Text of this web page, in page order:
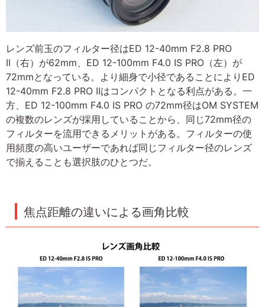
レンズ前玉のフィルター径はED 12-40mm F2.8 PRO
II（右）が62mm、ED 12-100mm F4.0 IS PRO（左）が
72mmとなっている。より細身で小径であることによりED
12-40mm F2.8 PRO IIはコンパクトとなる利点がある。一
方、ED 12-100mm F4.0 IS PRO の72mm径はOM SYSTEM
の複数のレンズが採用していることから、同じ72mm径の
フィルターを流用できるメリットがある。フィルターの使
用頻度の高いユーザーであれば同じフィルター径のレンズ
で揃えることも選択肢のひとつだ。
焦点距離の違いによる画角比較